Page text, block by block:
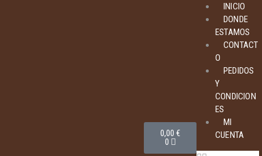
0,00€
0
INICIO
DONDE
ESTAMOS
CONTACT
O
PEDIDOS
Y
CONDICION
ES
MI
CUENTA